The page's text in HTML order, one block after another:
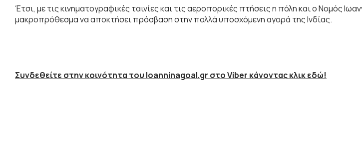
Έτσι, με τις κινηματογραφικές ταινίες και τις αεροπορικές πτήσεις η πόλη και ο Νομός
μακροπρόθεσμα να αποκτήσει πρόσβαση στην πολλά υποσχόμενη αγορά της Ινδίας.
Συνδεθείτε στην κοινότητα του Ioanninagoal.gr στο Viber κάνοντας κλικ εδώ!